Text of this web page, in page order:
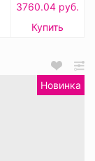
3760.04 руб.
Купить
Новинка